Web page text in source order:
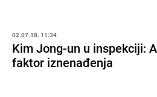
02.07.18. 11:34
Kim Jong-un u inspekciji:
faktor iznenađenja